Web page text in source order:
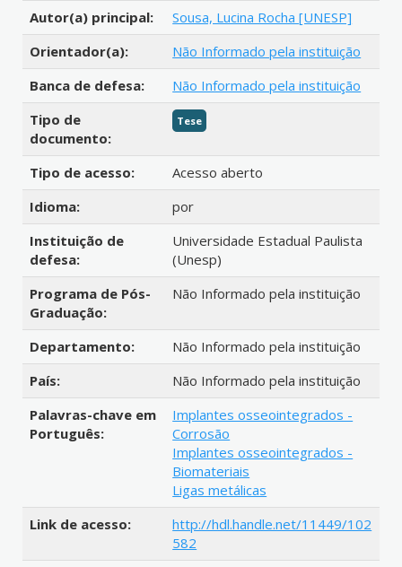
Autor(a) principal:
Sousa, Lucina Rocha [UNESP]
Orientador(a):
Não Informado pela instituição
Banca de defesa:
Não Informado pela instituição
Tipo de
documento:
Tese
Tipo de acesso:
Acesso aberto
Idioma:
por
Instituição de
defesa:
Universidade Estadual Paulista
(Unesp)
Programa de Pós-
Graduação:
Não Informado pela instituição
Departamento:
Não Informado pela instituição
País:
Não Informado pela instituição
Palavras-chave em
Português:
Implantes osseointegrados -
Corrosão
Implantes osseointegrados -
Biomateriais
Ligas metálicas
Link de acesso:
http://hdl.handle.net/11449/102
582